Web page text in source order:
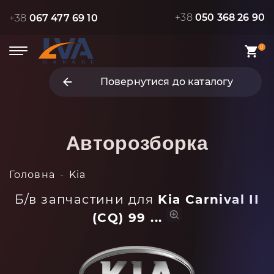
+38 067 477 69 10 +38 050 368 26 90
0
Повернутися до каталогу
Авторозборка
Головна Kia
Б/в запчастини для Kia Carnival II
(CQ) 99 ...